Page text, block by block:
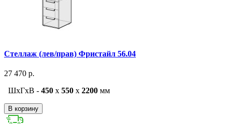
Стеллаж (лев/прав) Фристайл 56.04
27 470 р.
ШxГxВ - 450 x 550 x 2200 мм
В корзину